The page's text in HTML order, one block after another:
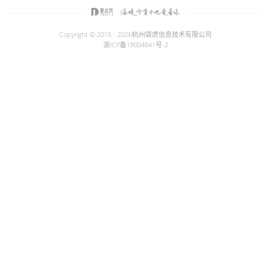
Copyright © 2015 - 2026杭州袋虎信息技术有限公司
浙ICP备18004841号-2